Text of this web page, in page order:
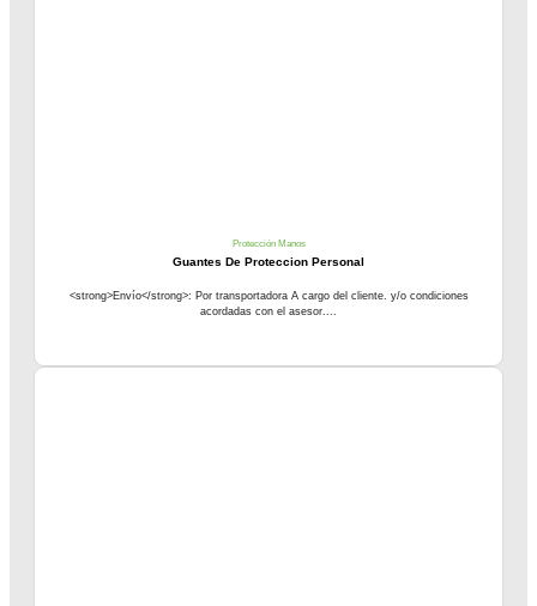
Protección Manos
Guantes De Proteccion Personal
<strong>Envío</strong>: Por transportadora A cargo del cliente. y/o condiciones
acordadas con el asesor....